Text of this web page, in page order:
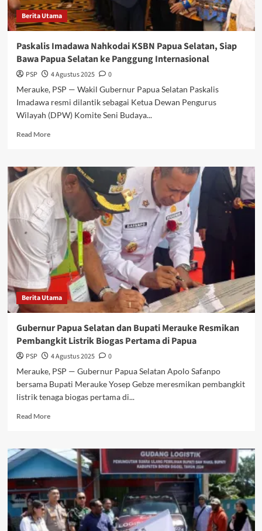
Berita Utama
Paskalis Imadawa Nahkodai KSBN Papua Selatan, Siap
Bawa Papua Selatan ke Panggung Internasional
PSP 4 Agustus 2025
0
Merauke, PSP — Wakil Gubernur Papua Selatan Paskalis
Imadawa resmi dilantik sebagai Ketua Dewan Pengurus
Wilayah (DPW) Komite Seni Budaya...
Read MoreRead
Paskalis
Imadawa
Nahkodai
KSBN
Papua
Selatan,
Siap
Bawa
Papua
Selatan
ke
Panggung
Internasional
Berita Utama
Gubernur Papua Selatan dan Bupati Merauke Resmikan
Pembangkit Listrik Biogas Pertama di Papua
PSP 4 Agustus 2025
0
Merauke, PSP — Gubernur Papua Selatan Apolo Safanpo
bersama Bupati Merauke Yosep Gebze meresmikan pembangkit
listrik tenaga biogas pertama di...
Read MoreRead
Gubernur
Papua
Selatan
dan
Bupati
Merauke
Resmikan
Pembangkit